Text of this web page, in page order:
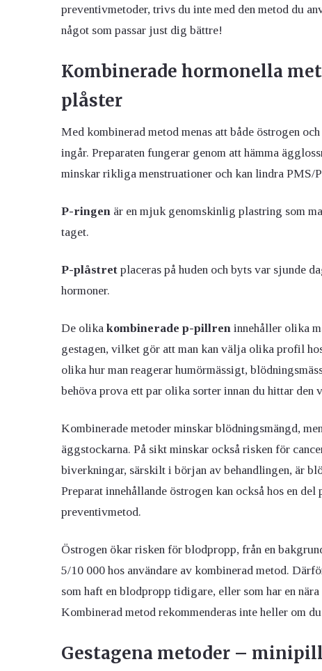
preventivmetoder, trivs du inte med den metod du
något som passar just dig bättre!
Kombinerade hormonella
plåster
Med kombinerad metod menas att både östrogen
ingår. Preparaten fungerar genom att hämma
minskar rikliga menstruationer och kan lindra PMS/
P-ringen är en mjuk genomskinlig plastring som
taget.
P-plåstret placeras på huden och byts var sjunde
hormoner.
De olika kombinerade p-pillren innehåller olika
gestagen, vilket gör att man kan välja olika profil
olika hur man reagerar humörmässigt,
behöva prova ett par olika sorter innan du hittar den
Kombinerade metoder minskar blödningsmängd,
äggstockarna. På sikt minskar också risken för
biverkningar, särskilt i början av behandlingen, är
Preparat innehållande östrogen kan också hos en
preventivmetod.
Östrogen ökar risken för blodpropp, från en
5/10 000 hos användare av kombinerad metod.
som haft en blodpropp tidigare, eller som har en
Kombinerad metod rekommenderas inte heller om
Gestagena metoder –